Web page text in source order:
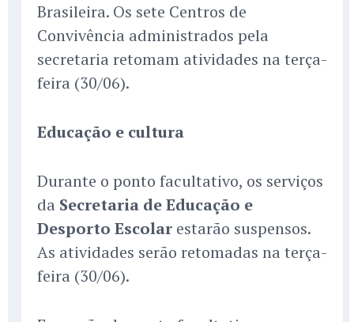
Brasileira. Os sete Centros de
Convivência administrados pela
secretaria retomam atividades na terça-
feira (30/06).
Educação e cultura
Durante o ponto facultativo, os serviços
da Secretaria de Educação e
Desporto Escolar estarão suspensos.
As atividades serão retomadas na terça-
feira (30/06).